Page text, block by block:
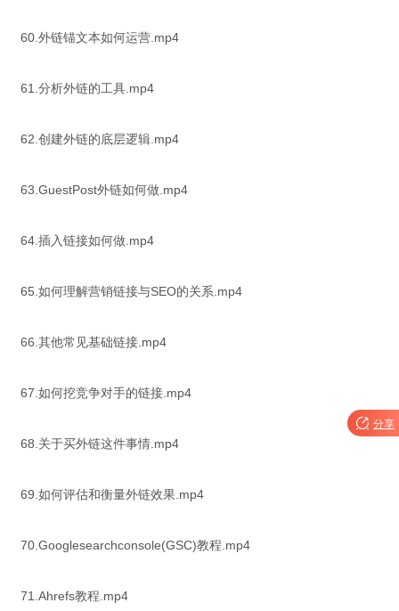
60.外链锚文本如何运营.mp4
61.分析外链的工具.mp4
62.创建外链的底层逻辑.mp4
63.GuestPost外链如何做.mp4
64.插入链接如何做.mp4
65.如何理解营销链接与SEO的关系.mp4
66.其他常见基础链接.mp4
67.如何挖竞争对手的链接.mp4
68.关于买外链这件事情.mp4
69.如何评估和衡量外链效果.mp4
70.Googlesearchconsole(GSC)教程.mp4
71.Ahrefs教程.mp4
 分享